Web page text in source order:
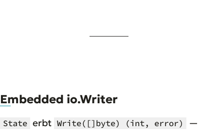
Embedded io.Writer
State erbt Write([]byte) (int, error)
—